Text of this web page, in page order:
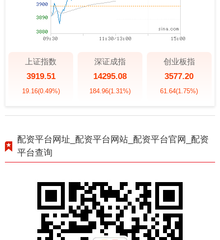
上证指数
3919.51
19.16(0.49%)
深证成指
14295.08
184.96(1.31%)
创业板指
3577.20
61.64(1.75%)
配资平台网址_配资平台网站_配资平台官网_配资
平台查询